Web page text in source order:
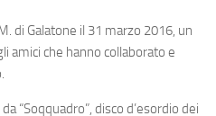
di Galatone il 31 marzo 2016, un
amici che hanno collaborato e
“Soqquadro”, disco d’esordio dei